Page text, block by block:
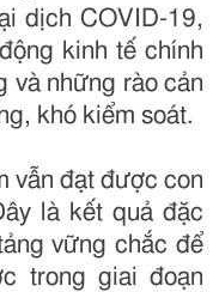
dịch COVID-19,
kinh tế chính
và những rào cản
khó kiểm soát.
vẫn đạt được con
là kết quả đặc
vững chắc để
trong giai đoạn